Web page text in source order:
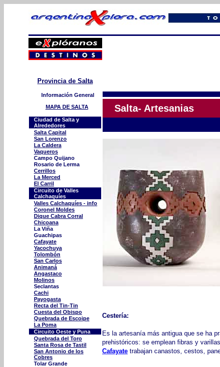
Provincia de Salta
Información General
MAPA DE SALTA
Ciudad de Salta y
Alrededores
Salta Capital
San Lorenzo
La Caldera
Vaqueros
Campo Quijano
Rosario de Lerma
Cerrillos
La Merced
El Carril
Circuito de Valles
Calchaquíes
Valles Calchaquíes - info
Coronel Moldes
Dique Cabra Corral
Chicoana
La Viña
Guachipas
Cafayate
Yacochuya
Tolombón
San Carlos
Animaná
Angastaco
Molinos
Seclantas
Cachi
Payogasta
Recta del Tin-Tin
Cuesta del Obispo
Quebrada de Escoipe
La Poma
Circuito Oeste y Puna
Quebrada del Toro
Santa Rosa de Tastil
San Antonio de los
Cobres
Tolar Grande
Salta- Artesanias
Cestería:
Es la artesanía más antigua que se ha
prehistóricos: se emplean fibras y
Cafayate trabajan canastos, cestos,